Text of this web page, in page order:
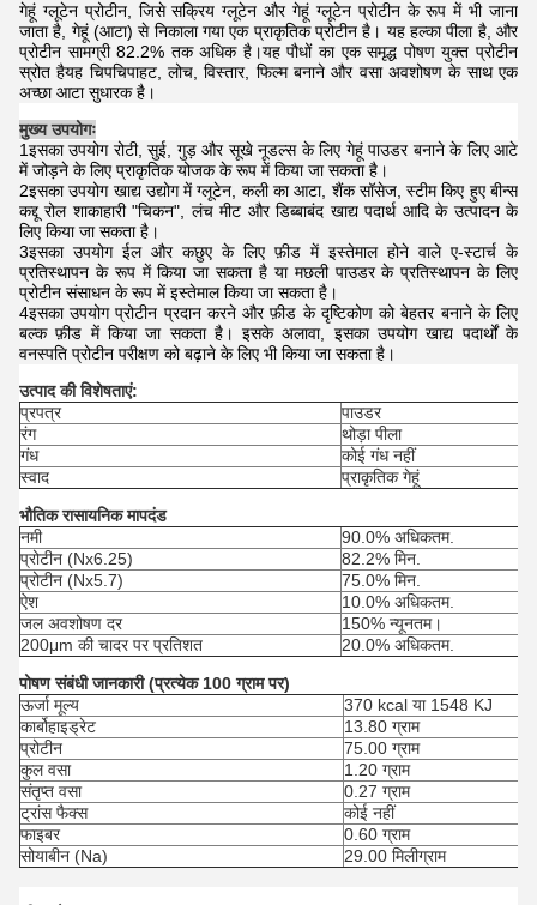
गेहूं ग्लूटेन प्रोटीन, जिसे सक्रिय ग्लूटेन और गेहूं ग्लूटेन प्रोटीन के रूप में भी जाना
जाता है, गेहूं (आटा) से निकाला गया एक प्राकृतिक प्रोटीन है। यह हल्का पीला है, और
प्रोटीन सामग्री 82.2% तक अधिक है।यह पौधों का एक समृद्ध पोषण युक्त प्रोटीन
स्रोत हैयह चिपचिपाहट, लोच, विस्तार, फिल्म बनाने और वसा अवशोषण के साथ एक
अच्छा आटा सुधारक है।
मुख्य उपयोगः
1इसका उपयोग रोटी, सुई, गुड़ और सूखे नूडल्स के लिए गेहूं पाउडर बनाने के लिए आटे
में जोड़ने के लिए प्राकृतिक योजक के रूप में किया जा सकता है।
2इसका उपयोग खाद्य उद्योग में ग्लूटेन, कली का आटा, शैंक सॉसेज, स्टीम किए हुए बीन्स
कद्दू रोल शाकाहारी "चिकन", लंच मीट और डिब्बाबंद खाद्य पदार्थ आदि के उत्पादन के
लिए किया जा सकता है।
3इसका उपयोग ईल और कछुए के लिए फ़ीड में इस्तेमाल होने वाले ए-स्टार्च के
प्रतिस्थापन के रूप में किया जा सकता है या मछली पाउडर के प्रतिस्थापन के लिए
प्रोटीन संसाधन के रूप में इस्तेमाल किया जा सकता है।
4इसका उपयोग प्रोटीन प्रदान करने और फ़ीड के दृष्टिकोण को बेहतर बनाने के लिए
बल्क फ़ीड में किया जा सकता है। इसके अलावा, इसका उपयोग खाद्य पदार्थों के
वनस्पति प्रोटीन परीक्षण को बढ़ाने के लिए भी किया जा सकता है।
उत्पाद की विशेषताएं:
प्रपत्र
पाउडर
रंग
थोड़ा पीला
गंध
कोई गंध नहीं
स्वाद
प्राकृतिक गेहूं
भौतिक रासायनिक मापदंड
नमी
90.0% अधिकतम.
प्रोटीन (Nx6.25)
82.2% मिन.
प्रोटीन (Nx5.7)
75.0% मिन.
ऐश
10.0% अधिकतम.
जल अवशोषण दर
150% न्यूनतम।
200μm की चादर पर प्रतिशत
20.0% अधिकतम.
पोषण संबंधी जानकारी (प्रत्येक 100 ग्राम पर)
ऊर्जा मूल्य
370 kcal या 1548 KJ
कार्बोहाइड्रेट
13.80 ग्राम
प्रोटीन
75.00 ग्राम
कुल वसा
1.20 ग्राम
संतृप्त वसा
0.27 ग्राम
ट्रांस फैक्स
कोई नहीं
फाइबर
0.60 ग्राम
सोयाबीन (Na)
29.00 मिलीग्राम